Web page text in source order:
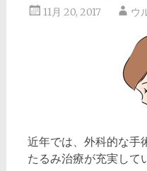
11月 20, 2017 ウ
近年では、外科的な手
たるみ治療が充実して